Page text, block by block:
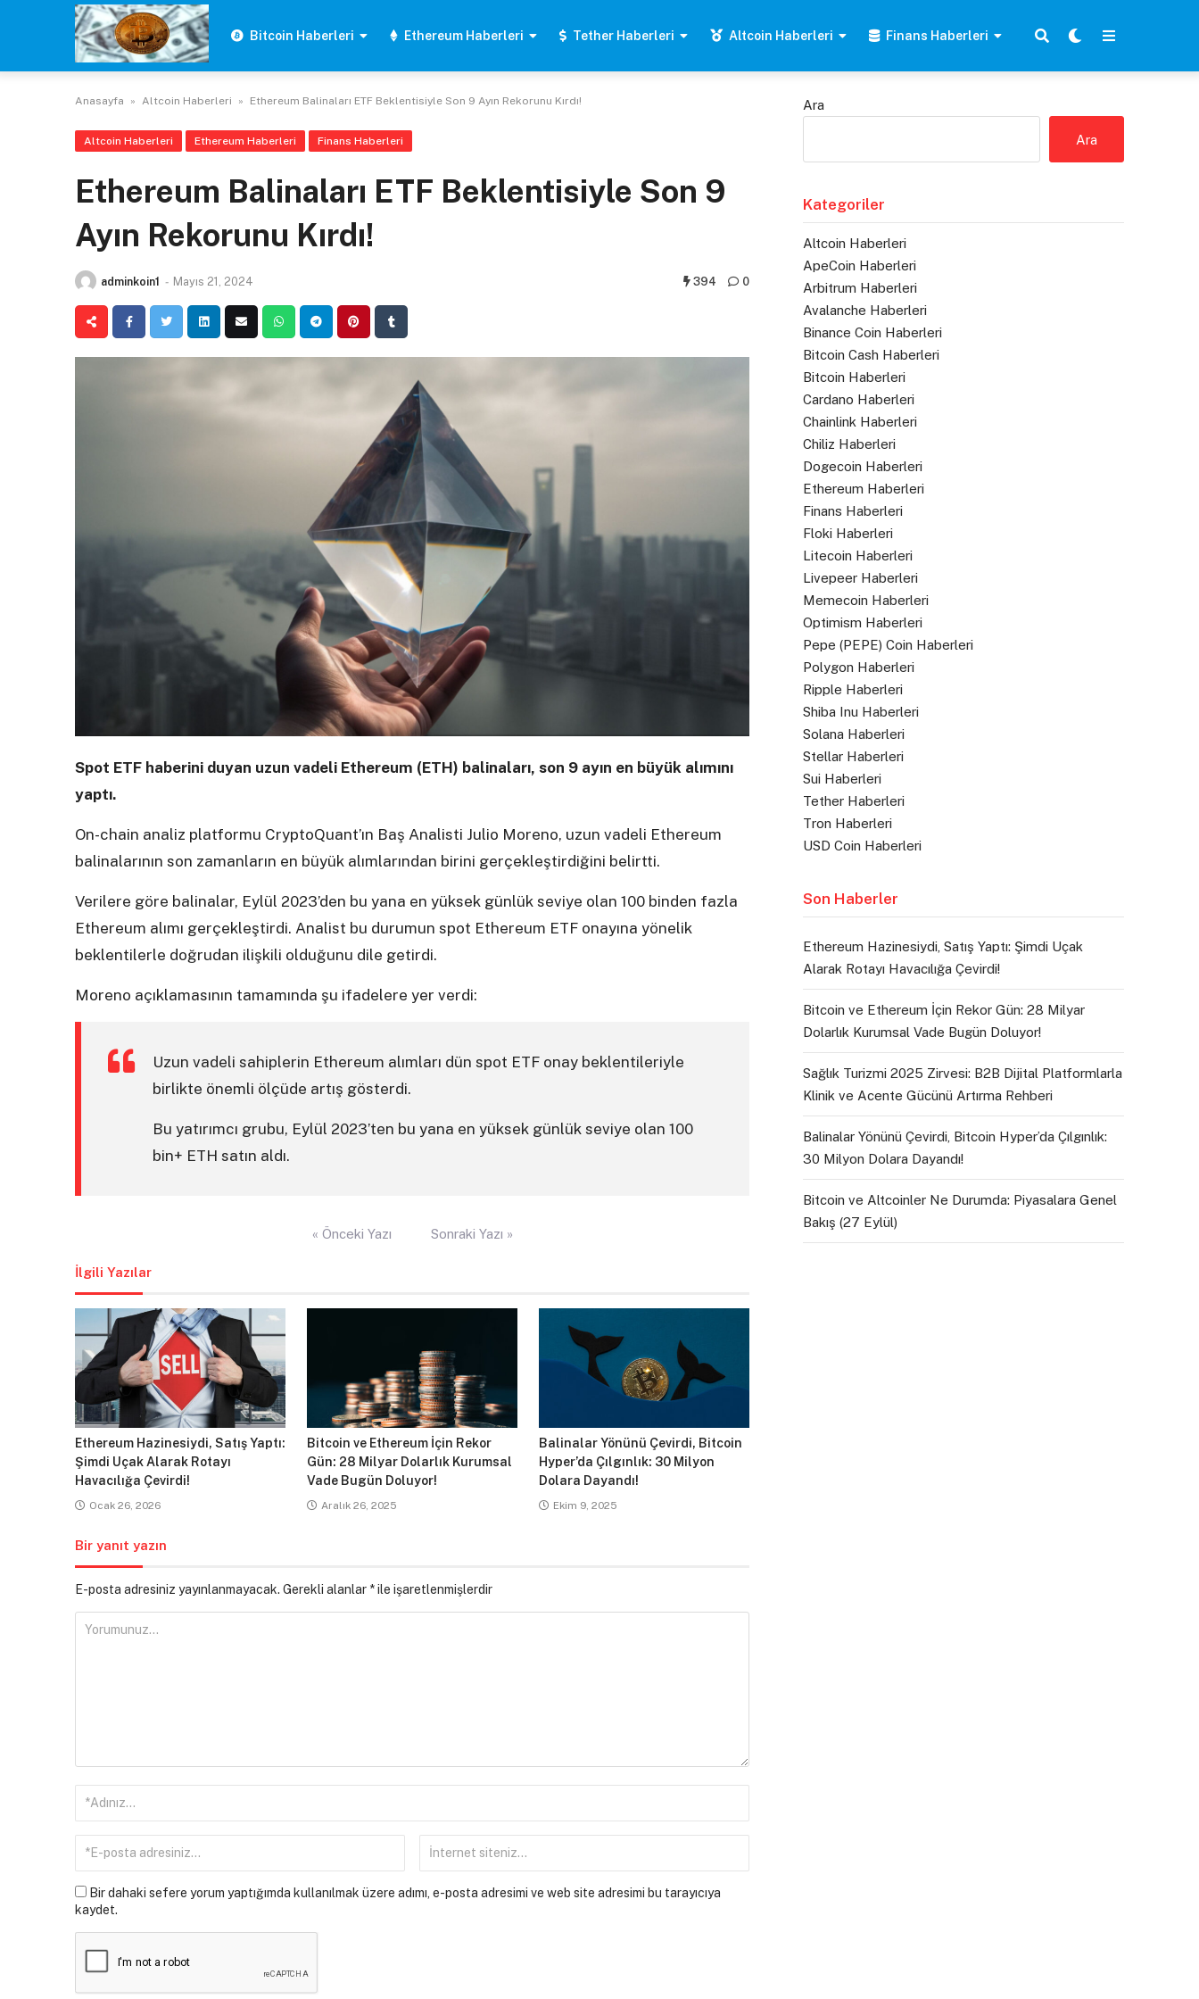
Bitcoin Haberleri Ethereum Haberleri Tether Haberleri Altcoin Haberleri Finans Haberleri
Anasayfa » Altcoin Haberleri » Ethereum Balinaları ETF Beklentisiyle Son 9 Ayın Rekorunu Kırdı!
Altcoin Haberleri Ethereum Haberleri Finans Haberleri
Ethereum Balinaları ETF Beklentisiyle Son 9
Ayın Rekorunu Kırdı!
adminkoin1 - Mayıs 21, 2024 394 0
Spot ETF haberini duyan uzun vadeli Ethereum (ETH) balinaları, son 9 ayın en büyük alımını
yaptı.
On-chain analiz platformu CryptoQuant’ın Baş Analisti Julio Moreno, uzun vadeli Ethereum
balinalarının son zamanların en büyük alımlarından birini gerçekleştirdiğini belirtti.
Verilere göre balinalar, Eylül 2023’den bu yana en yüksek günlük seviye olan 100 binden fazla
Ethereum alımı gerçekleştirdi. Analist bu durumun spot Ethereum ETF onayına yönelik
beklentilerle doğrudan ilişkili olduğunu dile getirdi.
Moreno açıklamasının tamamında şu ifadelere yer verdi:
Uzun vadeli sahiplerin Ethereum alımları dün spot ETF onay beklentileriyle
birlikte önemli ölçüde artış gösterdi.
Bu yatırımcı grubu, Eylül 2023’ten bu yana en yüksek günlük seviye olan 100
bin+ ETH satın aldı.
« Önceki Yazı Sonraki Yazı »
İlgili Yazılar
Ethereum Hazinesiydi, Satış Yaptı:
Şimdi Uçak Alarak Rotayı
Havacılığa Çevirdi!
Ocak 26, 2026
Bitcoin ve Ethereum İçin Rekor
Gün: 28 Milyar Dolarlık Kurumsal
Vade Bugün Doluyor!
Aralık 26, 2025
Balinalar Yönünü Çevirdi, Bitcoin
Hyper’da Çılgınlık: 30 Milyon
Dolara Dayandı!
Ekim 9, 2025
Bir yanıt yazın
E-posta adresiniz yayınlanmayacak. Gerekli alanlar *ile işaretlenmişlerdir
Bir dahaki sefere yorum yaptığımda kullanılmak üzere adımı, e-posta adresimi ve web site adresimi bu tarayıcıya
kaydet.
Ara
Ara
Kategoriler
Altcoin Haberleri
ApeCoin Haberleri
Arbitrum Haberleri
Avalanche Haberleri
Binance Coin Haberleri
Bitcoin Cash Haberleri
Bitcoin Haberleri
Cardano Haberleri
Chainlink Haberleri
Chiliz Haberleri
Dogecoin Haberleri
Ethereum Haberleri
Finans Haberleri
Floki Haberleri
Litecoin Haberleri
Livepeer Haberleri
Memecoin Haberleri
Optimism Haberleri
Pepe (PEPE) Coin Haberleri
Polygon Haberleri
Ripple Haberleri
Shiba Inu Haberleri
Solana Haberleri
Stellar Haberleri
Sui Haberleri
Tether Haberleri
Tron Haberleri
USD Coin Haberleri
Son Haberler
Ethereum Hazinesiydi, Satış Yaptı: Şimdi Uçak
Alarak Rotayı Havacılığa Çevirdi!
Bitcoin ve Ethereum İçin Rekor Gün: 28 Milyar
Dolarlık Kurumsal Vade Bugün Doluyor!
Sağlık Turizmi 2025 Zirvesi: B2B Dijital Platformlarla
Klinik ve Acente Gücünü Artırma Rehberi
Balinalar Yönünü Çevirdi, Bitcoin Hyper’da Çılgınlık:
30 Milyon Dolara Dayandı!
Bitcoin ve Altcoinler Ne Durumda: Piyasalara Genel
Bakış (27 Eylül)